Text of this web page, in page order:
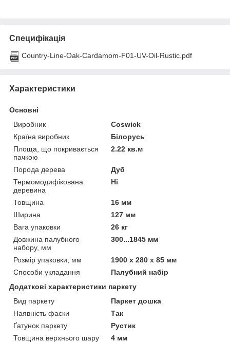
Специфікація
Country-Line-Oak-Cardamom-F01-UV-Oil-Rustic.pdf
Характеристики
Основні
Виробник
Coswick
Країна виробник
Білорусь
Площа, що покривається
пачкою
2.22 кв.м
Порода дерева
Дуб
Термомодифікована
деревина
Ні
Товщина
16 мм
Ширина
127 мм
Вага упаковки
26 кг
Довжина палубного
набору, мм
300...1845 мм
Розмір упаковки, мм
1900 х 280 х 85 мм
Способи укладання
Палубний набір
Додаткові характеристики паркету
Вид паркету
Паркет дошка
Наявність фаски
Так
Ґатунок паркету
Рустик
Товщина верхнього шару
4 мм